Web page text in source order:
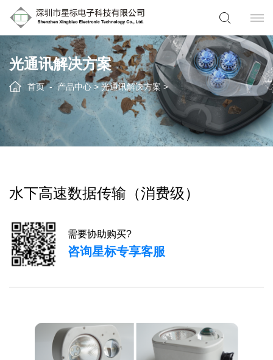
光通讯解决方案
首页 产品中心 > 光通讯解决方案 >
水下高速数据传输（消费级）
需要协助购买?
咨询星标专享客服